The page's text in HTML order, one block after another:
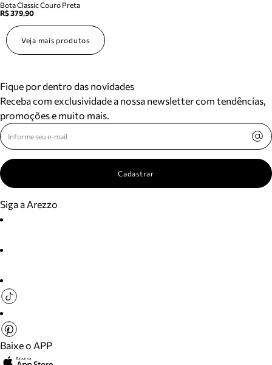
Bota Classic Couro Preta
R$ 379,90
Veja mais produtos
Fique por dentro das novidades
Receba com exclusividade a nossa newsletter com tendências,
promoções e muito mais.
Cadastrar
Siga a Arezzo
Baixe o APP